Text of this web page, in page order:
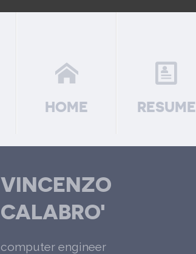
HOME RESUME
VINCENZO
CALABRO'
computer engineer